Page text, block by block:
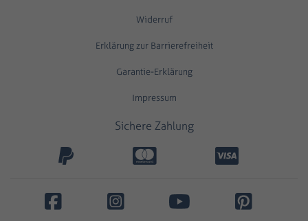
Widerruf
Erklärung zur Barrierefreiheit
Garantie-Erklärung
Impressum
Sichere Zahlung